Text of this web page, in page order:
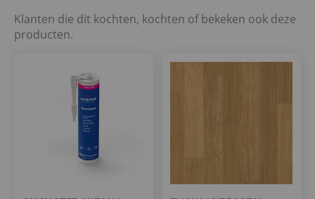
Klanten die dit kochten, kochten of bekeken ook deze
producten.